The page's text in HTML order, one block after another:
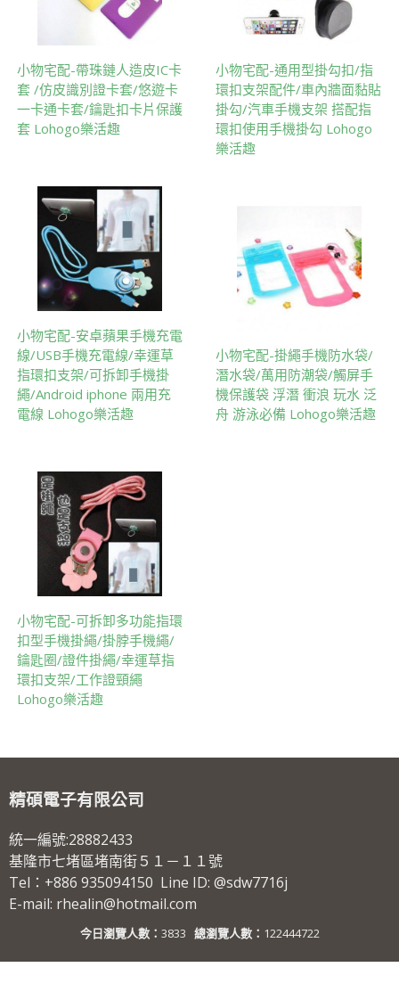
小物宅配-帶珠鏈人造皮IC卡
套 /仿皮識別證卡套/悠遊卡
一卡通卡套/鑰匙扣卡片保護
套 Lohogo樂活趣
小物宅配-通用型掛勾扣/指
環扣支架配件/車內牆面黏貼
掛勾/汽車手機支架 搭配指
環扣使用手機掛勾 Lohogo
樂活趣
小物宅配-安卓蘋果手機充電
線/USB手機充電線/幸運草
指環扣支架/可拆卸手機掛
繩/Android iphone 兩用充
電線 Lohogo樂活趣
小物宅配-掛繩手機防水袋/
潛水袋/萬用防潮袋/觸屏手
機保護袋 浮潛 衝浪 玩水 泛
舟 游泳必備 Lohogo樂活趣
小物宅配-可拆卸多功能指環
扣型手機掛繩/掛脖手機繩/
鑰匙圈/證件掛繩/幸運草指
環扣支架/工作證頸繩
Lohogo樂活趣
精碩電子有限公司
統一編號:28882433
基隆市七堵區堵南街５１－１１號
Tel：+886 935094150 Line ID: @sdw7716j
E-mail: rhealin@hotmail.com
今日瀏覽人數： 3833 總瀏覽人數： 122444722